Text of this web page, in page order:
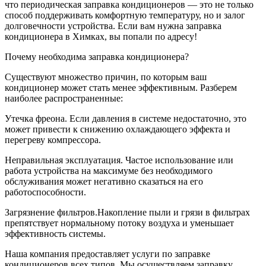
что периодическая заправка кондиционеров — это не только
способ поддерживать комфортную температуру, но и залог
долговечности устройства. Если вам нужна заправка
кондиционера в Химках, вы попали по адресу!
Почему необходима заправка кондиционера?
Существуют множество причин, по которым ваш
кондиционер может стать менее эффективным. Разберем
наиболее распространенные:
Утечка фреона. Если давления в системе недостаточно, это
может привести к снижению охлаждающего эффекта и
перегреву компрессора.
Неправильная эксплуатация. Частое использование или
работа устройства на максимуме без необходимого
обслуживания может негативно сказаться на его
работоспособности.
Загрязнение фильтров.Накопление пыли и грязи в фильтрах
препятствует нормальному потоку воздуха и уменьшает
эффективность системы.
Наша компания предоставляет услуги по заправке